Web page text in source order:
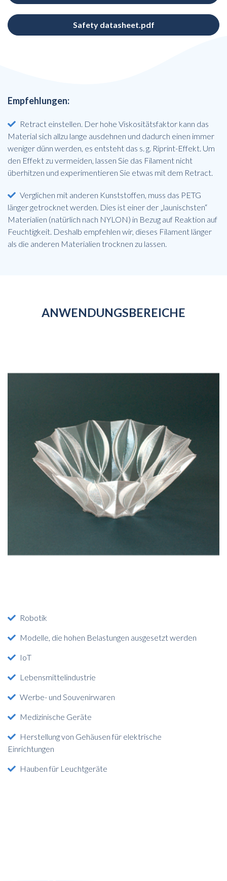
Safety datasheet.pdf
Empfehlungen:
Retract einstellen. Der hohe Viskositätsfaktor kann das
Material sich allzu lange ausdehnen und dadurch einen immer
weniger dünn werden, es entsteht das s. g. Riprint-Effekt. Um
den Effekt zu vermeiden, lassen Sie das Filament nicht
überhitzen und experimentieren Sie etwas mit dem Retract.
Verglichen mit anderen Kunststoffen, muss das PETG
länger getrocknet werden. Dies ist einer der „launischsten“
Materialien (natürlich nach NYLON) in Bezug auf Reaktion auf
Feuchtigkeit. Deshalb empfehlen wir, dieses Filament länger
als die anderen Materialien trocknen zu lassen.
ANWENDUNGSBEREICHE
Robotik
Modelle, die hohen Belastungen ausgesetzt werden
IoT
Lebensmittelindustrie
Werbe- und Souvenirwaren
Medizinische Geräte
Herstellung von Gehäusen für elektrische
Einrichtungen
Hauben für Leuchtgeräte